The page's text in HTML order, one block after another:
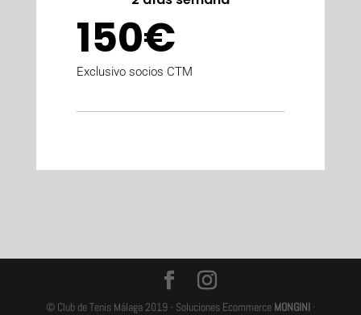
150€
Exclusivo socios CTM
© Club de Tenis Málaga 2019 - Soluciones Ecommerce MONGINI·